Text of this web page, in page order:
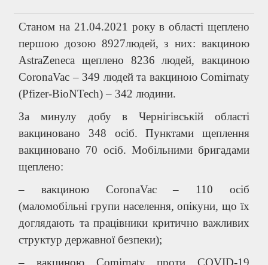
Станом на 21.04.2021 року в області щеплено
першою дозою 8927людей, з них: вакциною
AstraZeneca щеплено 8236 людей, вакциною
CoronaVac – 349 людей та вакциною Comirnaty
(Pfizer-BioNTech) – 342 людини.
За минулу добу в Чернігівській області
вакциновано 348 осіб. Пунктами щеплення
вакциновано 70 осіб. Мобільними бригадами
щеплено:
– вакциною CoronaVac – 110 осіб
(маломобільні групи населення, опікуни, що їх
доглядають та працівники критично важливих
структур державної безпеки);
– вакциною Comirnaty проти COVID-19